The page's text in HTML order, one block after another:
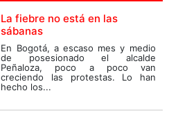
La fiebre no está en las
sábanas
En Bogotá, a escaso mes y medio
de posesionado el alcalde
Peñaloza, poco a poco van
creciendo las protestas. Lo han
hecho los...